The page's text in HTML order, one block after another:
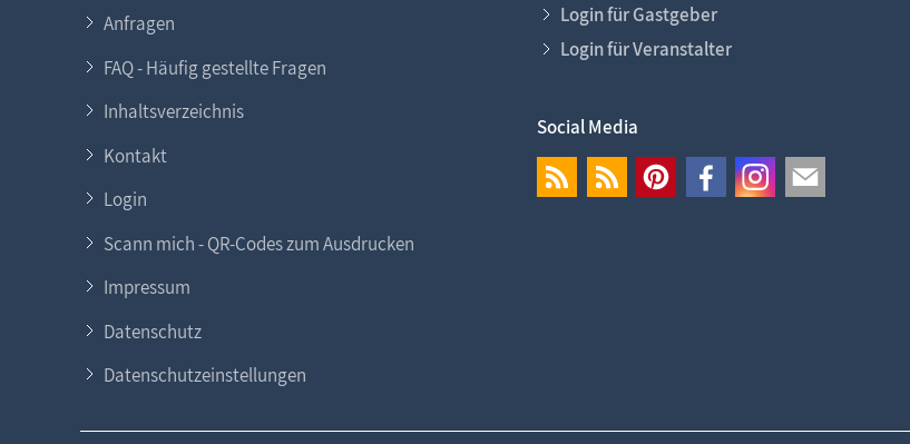
Anfragen
FAQ - Häufig gestellte Fragen
Inhaltsverzeichnis
Kontakt
Login
Scann mich - QR-Codes zum Ausdrucken
Impressum
Datenschutz
Datenschutzeinstellungen
Login für Gastgeber
Login für Veranstalter
Social Media